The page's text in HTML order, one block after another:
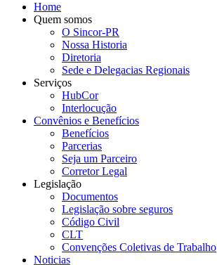
Home
Quem somos
O Sincor-PR
Nossa Historia
Diretoria
Sede e Delegacias Regionais
Serviços
HubCor
Interlocução
Convênios e Benefícios
Benefícios
Parcerias
Seja um Parceiro
Corretor Legal
Legislação
Documentos
Legislação sobre seguros
Código Civil
CLT
Convenções Coletivas de Trabalho
Noticias